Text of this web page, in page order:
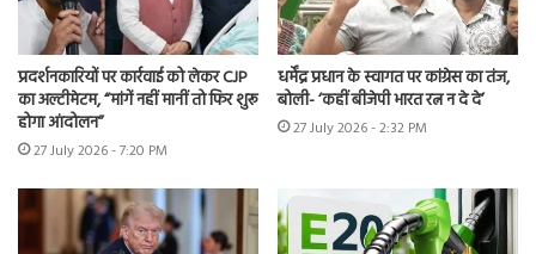
प्रदर्शनकारियों पर कार्रवाई को लेकर CJP
का अल्टीमेटम, “मांगें नहीं मानीं तो फिर शुरू
होगा आंदोलन”
27 July 2026 - 7:20 PM
धर्मेंद्र प्रधान के स्वागत पर कांग्रेस का तंज,
बोली- ‘कहीं बीजेपी भारत रत्न न दे दे’
27 July 2026 - 2:32 PM